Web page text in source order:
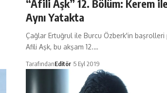
“Afili Aşk” 12. Bölüm: Kerem
Aynı Yatakta
Çağlar Ertuğrul ile Burcu Özberk'in başrolleri
Afili Aşk, bu akşam 12.…
TarafındanEditör 5 Eyl 2019